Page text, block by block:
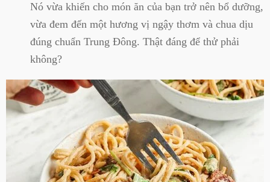
Nó vừa khiến cho món ăn của bạn trở nên bổ dưỡng,
vừa đem đến một hương vị ngậy thơm và chua dịu
đúng chuẩn Trung Đông. Thật đáng để thử phải
không?